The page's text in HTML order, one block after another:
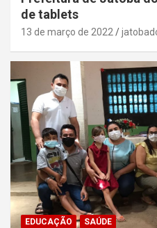
de tablets
13 de março de 2022
EDUCAÇÃO SAÚDE